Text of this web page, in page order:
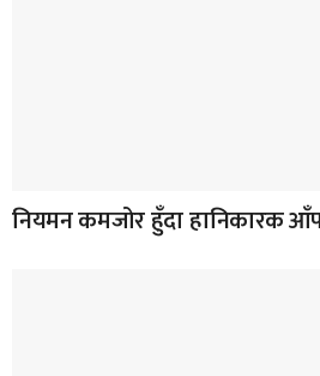
नियमन कमजोर हुँदा हानिकारक